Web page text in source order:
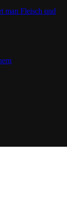
man Fleisch und